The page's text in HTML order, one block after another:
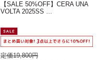
【SALE 50%OFF】CERA UNA
VOLTA 2025SS …
定価19,800円